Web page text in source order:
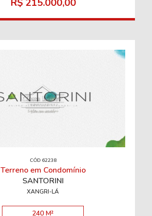
CÓD 62238
Terreno em Condomínio
SANTORINI
XANGRI-LÁ
240 M²